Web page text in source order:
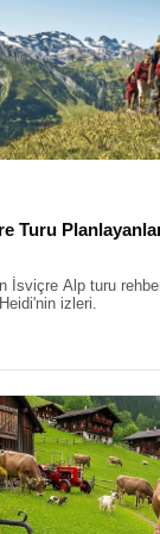
ideal bir tercihtir.
Avrupa
bir zevkle
tutmak, havai
kaldırmak
gökyüzünü
büyülü bir hal
hem yerel
festivale dönüşür.
bu kutlamayı
Yılbaşı Turu
uzaklaşıp
Yılbaşı Tatilitam
ibaret değil,
için de bir
Turu
İsviçre Alp turu
izleri.